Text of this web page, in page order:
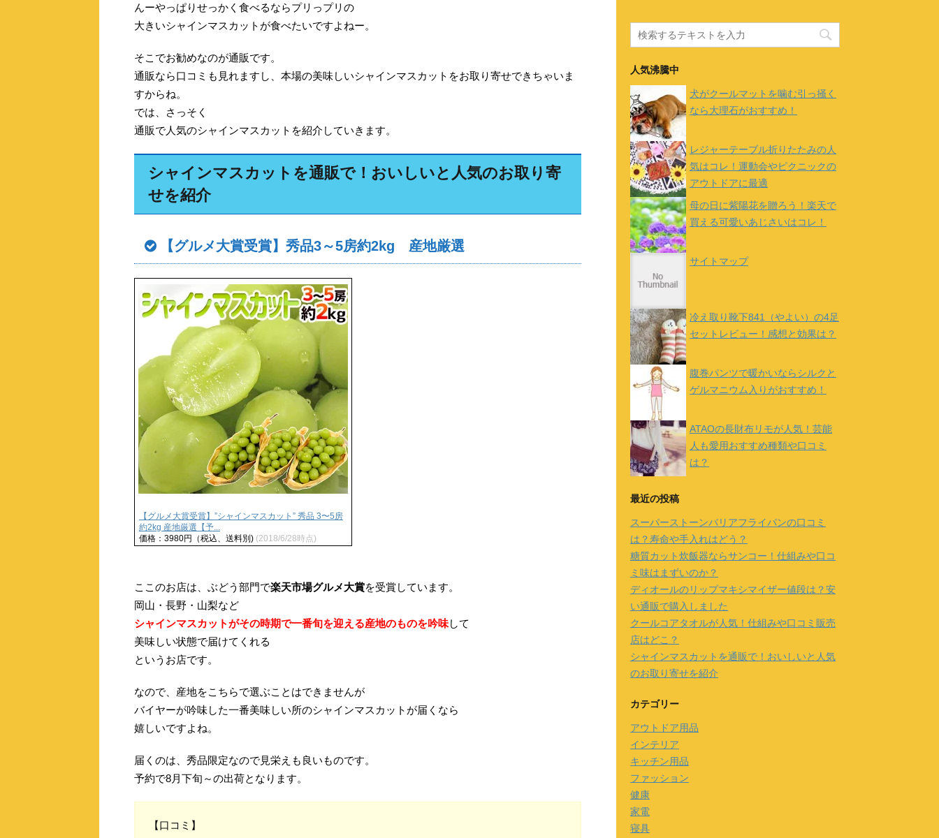
んーやっぱりせっかく食べるならプリっプリの
大きいシャインマスカットが食べたいですよねー。
そこでお勧めなのが通販です。
通販なら口コミも見れますし、本場の美味しいシャインマスカットをお取り寄せできちゃいま
すからね。
では、さっそく
通販で人気のシャインマスカットを紹介していきます。
シャインマスカットを通販で！おいしいと人気のお取り寄
せを紹介
【グルメ大賞受賞】秀品3～5房約2kg 産地厳選
【グルメ大賞受賞】”シャインマスカット” 秀品 3〜5房
約2kg 産地厳選【予...
価格：3980円（税込、送料別) (2018/6/28時点)
ここのお店は、ぶどう部門で楽天市場グルメ大賞を受賞しています。
岡山・長野・山梨など
シャインマスカットがその時期で一番旬を迎える産地のものを吟味して
美味しい状態で届けてくれる
というお店です。
なので、産地をこちらで選ぶことはできませんが
バイヤーが吟味した一番美味しい所のシャインマスカットが届くなら
嬉しいですよね。
届くのは、秀品限定なので見栄えも良いものです。
予約で8月下旬～の出荷となります。
【口コミ】
人気沸騰中
犬がクールマットを噛む引っ掻く
なら大理石がおすすめ！
レジャーテーブル折りたたみの人
気はコレ！運動会やピクニックの
アウトドアに最適
母の日に紫陽花を贈ろう！楽天で
買える可愛いあじさいはコレ！
サイトマップ
冷え取り靴下841（やよい）の4足
セットレビュー！感想と効果は？
腹巻パンツで暖かいならシルクと
ゲルマニウム入りがおすすめ！
ATAOの長財布リモが人気！芸能
人も愛用おすすめ種類や口コミ
は？
最近の投稿
スーパーストーンバリアフライパンの口コミ
は？寿命や手入れはどう？
糖質カット炊飯器ならサンコー！仕組みや口コ
ミ味はまずいのか？
ディオールのリップマキシマイザー値段は？安
い通販で購入しました
クールコアタオルが人気！仕組みや口コミ販売
店はどこ？
シャインマスカットを通販で！おいしいと人気
のお取り寄せを紹介
カテゴリー
アウトドア用品
インテリア
キッチン用品
ファッション
健康
家電
寝具